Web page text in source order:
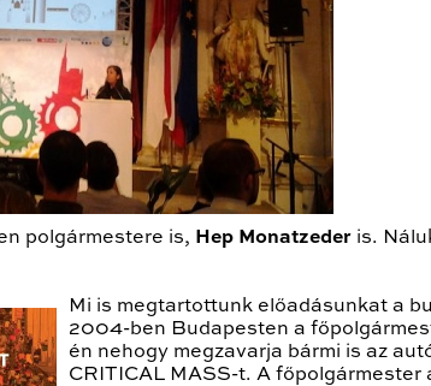
polgármestere is, Hep Monatzeder is.
Mi is megtartottunk előadásunkat a
2004-ben Budapesten a
én nehogy megzavarja bármi is az
CRITICAL MASS-t. A főpolgármester